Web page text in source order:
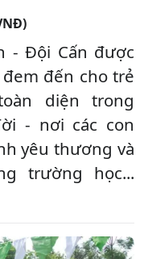
- Đội Cấn được
đến cho trẻ
diện trong
- nơi các con
yêu thương và
trường học...